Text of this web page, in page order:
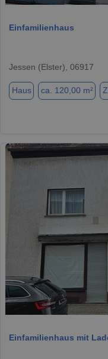
Einfamilienhaus
Jessen (Elster), 06917
Haus ca. 120,00 m²
Einfamilienhaus mit